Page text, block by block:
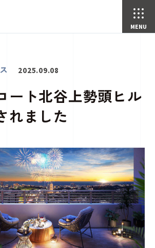
トップページ
プレスリリース
ベアーズコート北谷上勢頭ヒルズが掲載されました
2025.09.08
ート北谷上勢頭ヒル
れました